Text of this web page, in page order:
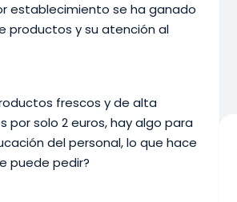
establecimiento se ha ganado
productos y su atención al
frescos y de alta
por solo 2 euros, hay algo para
del personal, lo que hace
puede pedir?